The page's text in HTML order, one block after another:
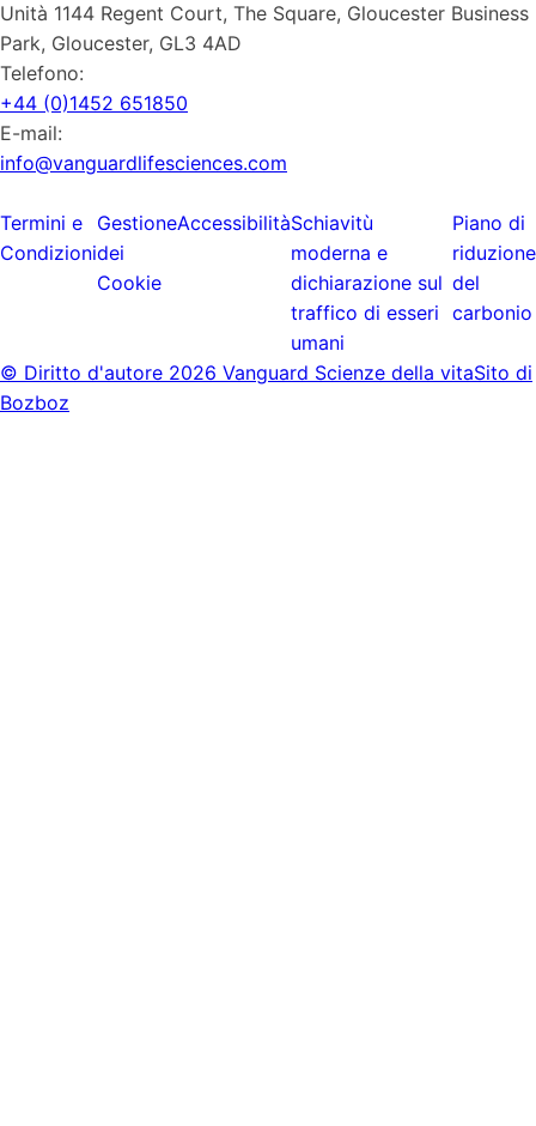
Unità 1144 Regent Court, The Square, Gloucester Business
Park, Gloucester, GL3 4AD
Telefono:
+44 (0)1452 651850
E-mail:
info@vanguardlifesciences.com
Termini e
Condizioni
Gestione
dei
Cookie
AccessibilitàSchiavitù
moderna e
dichiarazione sul
traffico di esseri
umani
Piano di
riduzione
del
carbonio
© Diritto d'autore 2026 Vanguard Scienze della vitaSito di
Bozboz